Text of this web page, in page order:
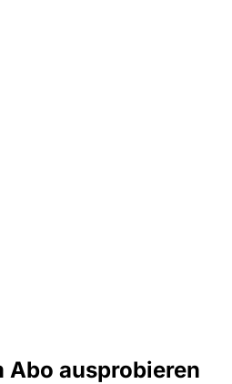
Abo ausprobieren